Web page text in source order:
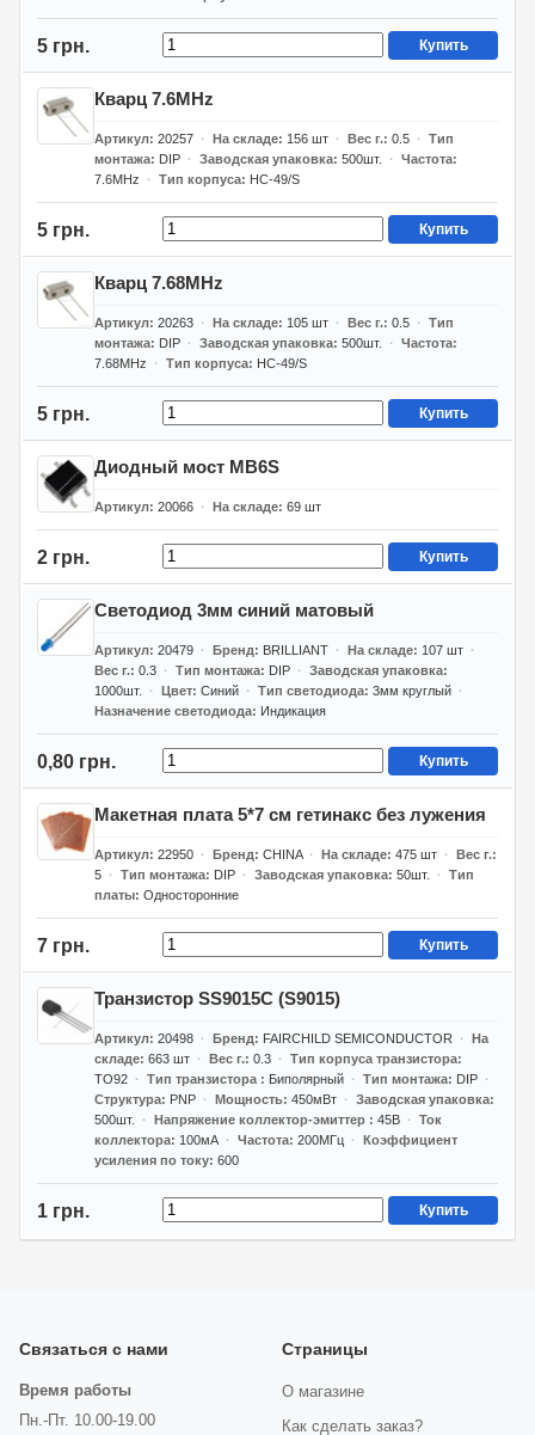
5 грн. Купить
Кварц 7.6MHz
Артикул 20257 На складе 156 шт Вес г. 0.5
Тип
монтажа
DIP Заводская упаковка 500шт.
Частота
7.6MHz
Тип корпуса HC-49/S
5 грн. Купить
Кварц 7.68MHz
Артикул 20263 На складе 105 шт Вес г. 0.5
Тип
монтажа
DIP Заводская упаковка 500шт.
Частота
7.68MHz
Тип корпуса HC-49/S
5 грн. Купить
Диодный мост MB6S
Артикул 20066 На складе 69 шт
2 грн. Купить
Светодиод 3мм синий матовый
Артикул 20479 Бренд BRILLIANT На складе 107 шт
Вес г. 0.3 Тип монтажа DIP
Заводская упаковка
1000шт.
Цвет Синий Тип светодиода 3мм круглый
Назначение светодиода
Индикация
0,80 грн. Купить
Макетная плата 5*7 см гетинакс без лужения
Артикул 22950 Бренд CHINA На складе 475 шт
Вес г.
5
Тип монтажа DIP Заводская упаковка 50шт.
Тип
платы Односторонние
7 грн. Купить
Транзистор SS9015C (S9015)
Артикул 20498 Бренд FAIRCHILD SEMICONDUCTOR
На
складе 663 шт Вес г. 0.3
Тип корпуса транзистора
TO92
Тип транзистора Биполярный Тип монтажа
DIP
Структура
PNP Мощность 450мВт
Заводская упаковка
500шт.
Напряжение коллектор-эмиттер 45В
Ток
коллектора
100мА Частота 200МГц
Коэффициент
усиления по току 600
1 грн. Купить
Связаться с нами
Время работы
Пн.-Пт. 10.00-19.00
Страницы
О магазине
Как сделать заказ?